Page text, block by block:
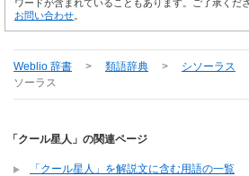
ワードが含まれていることもあります。ご了承くだ
お問い合わせ
Weblio 辞書 > 類語辞典 > シソーラス
ソーラス
「クール星人」の関連ページ
「クール星人」を解説文に含む用語の一覧